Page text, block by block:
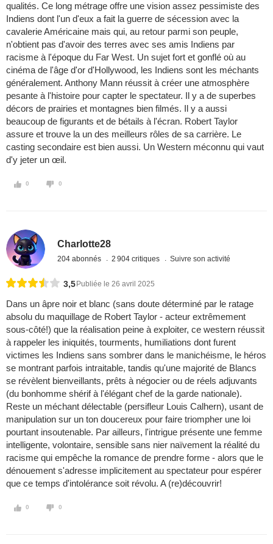
qualités. Ce long métrage offre une vision assez pessimiste des
Indiens dont l'un d'eux a fait la guerre de sécession avec la
cavalerie Américaine mais qui, au retour parmi son peuple,
n'obtient pas d'avoir des terres avec ses amis Indiens par
racisme à l'époque du Far West. Un sujet fort et gonflé où au
cinéma de l'âge d'or d'Hollywood, les Indiens sont les méchants
généralement. Anthony Mann réussit à créer une atmosphère
pesante à l'histoire pour capter le spectateur. Il y a de superbes
décors de prairies et montagnes bien filmés. Il y a aussi
beaucoup de figurants et de bétails à l'écran. Robert Taylor
assure et trouve la un des meilleurs rôles de sa carrière. Le
casting secondaire est bien aussi. Un Western méconnu qui vaut
d'y jeter un œil.
0 0
Charlotte28
204 abonnés 2 904 critiques Suivre son activité
3,5 Publiée le 26 avril 2025
Dans un âpre noir et blanc (sans doute déterminé par le ratage
absolu du maquillage de Robert Taylor - acteur extrêmement
sous-côté!) que la réalisation peine à exploiter, ce western réussit
à rappeler les iniquités, tourments, humiliations dont furent
victimes les Indiens sans sombrer dans le manichéisme, le héros
se montrant parfois intraitable, tandis qu'une majorité de Blancs
se révèlent bienveillants, prêts à négocier ou de réels adjuvants
(du bonhomme shérif à l'élégant chef de la garde nationale).
Reste un méchant délectable (persifleur Louis Calhern), usant de
manipulation sur un ton doucereux pour faire triompher une loi
pourtant insoutenable. Par ailleurs, l'intrigue présente une femme
intelligente, volontaire, sensible sans nier naïvement la réalité du
racisme qui empêche la romance de prendre forme - alors que le
dénouement s'adresse implicitement au spectateur pour espérer
que ce temps d'intolérance soit révolu. A (re)découvrir!
0 0